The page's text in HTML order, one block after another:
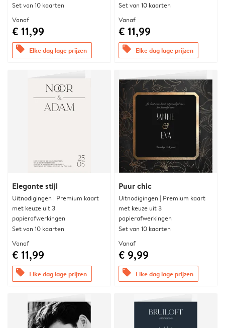
Set van 10 kaarten
Vanaf
€ 11,99
offers Elke dag lage prijzen
Set van 10 kaarten
Vanaf
€ 11,99
offers Elke dag lage prijzen
Elegante stijl
Uitnodigingen | Premium kaart
met keuze uit 3
papierafwerkingen
Set van 10 kaarten
Vanaf
€ 11,99
offers Elke dag lage prijzen
Puur chic
Uitnodigingen | Premium kaart
met keuze uit 3
papierafwerkingen
Set van 10 kaarten
Vanaf
€ 9,99
offers Elke dag lage prijzen